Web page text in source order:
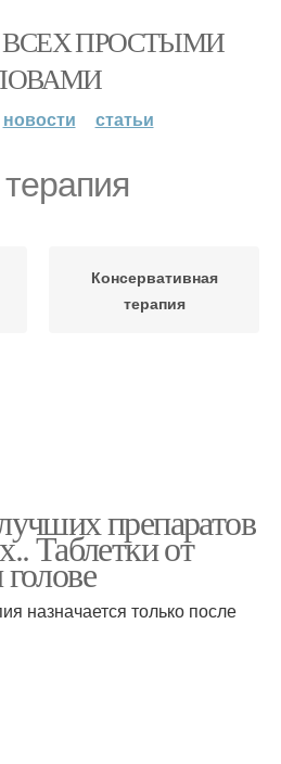
ПРОСТЫМИ
новости статьи
Консервативная
терапия
препаратов
Таблетки от
назначается только после